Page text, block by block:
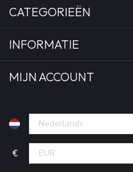
CATEGORIEËN
INFORMATIE
MIJN ACCOUNT
€